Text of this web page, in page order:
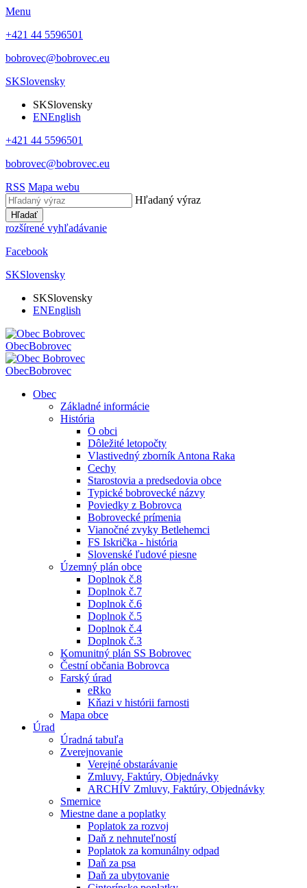
Menu
+421 44 5596501
bobrovec@bobrovec.eu
SKSlovensky
SKSlovensky
ENEnglish
+421 44 5596501
bobrovec@bobrovec.eu
RSS Mapa webu
Hľadaný výraz
Hľadať
rozšírené vyhľadávanie
Facebook
SKSlovensky
SKSlovensky
ENEnglish
ObecBobrovec
ObecBobrovec
Obec
Základné informácie
História
O obci
Dôležité letopočty
Vlastivedný zborník Antona Raka
Cechy
Starostovia a predsedovia obce
Typické bobrovecké názvy
Poviedky z Bobrovca
Bobrovecké prímenia
Vianočné zvyky Betlehemci
FS Iskrička - história
Slovenské ľudové piesne
Územný plán obce
Doplnok č.8
Doplnok č.7
Doplnok č.6
Doplnok č.5
Doplnok č.4
Doplnok č.3
Komunitný plán SS Bobrovec
Čestní občania Bobrovca
Farský úrad
eRko
Kňazi v histórii farnosti
Mapa obce
Úrad
Úradná tabuľa
Zverejnovanie
Verejné obstarávanie
Zmluvy, Faktúry, Objednávky
ARCHÍV Zmluvy, Faktúry, Objednávky
Smernice
Miestne dane a poplatky
Poplatok za rozvoj
Daň z nehnuteľností
Poplatok za komunálny odpad
Daň za psa
Daň za ubytovanie